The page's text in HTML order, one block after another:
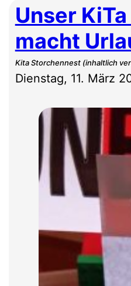
Unser
macht
Kita Storchennest (inhaltlich
Dienstag, 11. März